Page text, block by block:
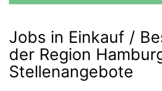
deine
ein
Jobs in Einkauf /
der Region
Stellenangebote